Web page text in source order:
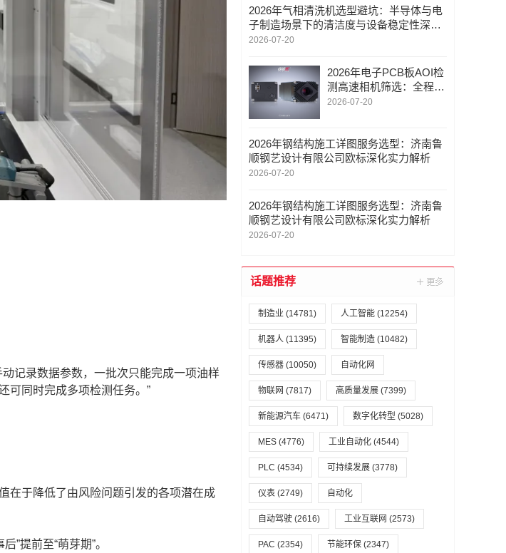
记录数据参数，一批次只能完成一项油样
可同时完成多项检测任务。”
于降低了由风险问题引发的各项潜在成
提前至“萌芽期”。
2026年气相清洗机选型避坑：半导体与电
子制造场景下的清洁度与设备稳定性深度
解析
2026-07-20
2026年电子PCB板AOI检
测高速相机筛选：全程技
术陪跑服务模式解析
2026-07-20
2026年钢结构施工详图服务选型：济南鲁
顺钢艺设计有限公司欧标深化实力解析
2026-07-20
2026年钢结构施工详图服务选型：济南鲁
顺钢艺设计有限公司欧标深化实力解析
2026-07-20
话题推荐
制造业 (14781) 人工智能 (12254)
机器人 (11395) 智能制造 (10482)
传感器 (10050) 自动化网
物联网 (7817) 高质量发展 (7399)
新能源汽车 (6471) 数字化转型 (5028)
MES (4776) 工业自动化 (4544)
PLC (4534) 可持续发展 (3778)
仪表 (2749) 自动化
自动驾驶 (2616) 工业互联网 (2573)
PAC (2354) 节能环保 (2347)